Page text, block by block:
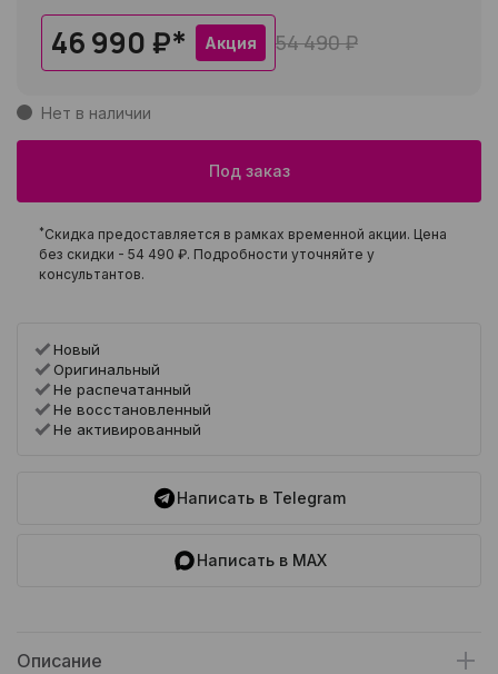
46 990 ₽* Акция 54 490 ₽
Нет в наличии
Под заказ
*Скидка предоставляется в рамках временной акции. Цена
без скидки - 54 490 ₽. Подробности уточняйте у
консультантов.
Новый
Оригинальный
Не распечатанный
Не восстановленный
Не активированный
Написать в Telegram
Написать в MAX
Описание